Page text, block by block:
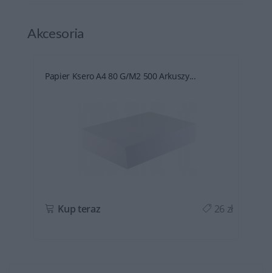
Akcesoria
Papier Ksero A4 80 G/m2 500 Arkuszy...
Kup teraz 26 zł